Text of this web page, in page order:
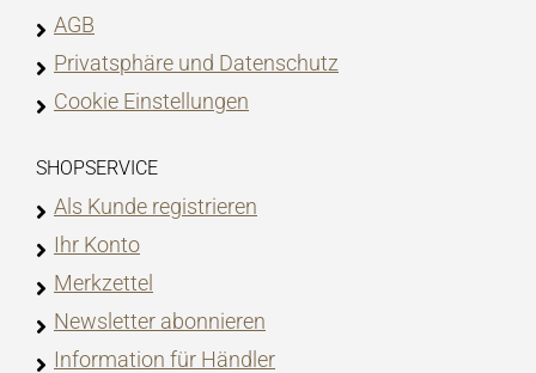
AGB
Privatsphäre und Datenschutz
Cookie Einstellungen
SHOPSERVICE
Als Kunde registrieren
Ihr Konto
Merkzettel
Newsletter abonnieren
Information für Händler